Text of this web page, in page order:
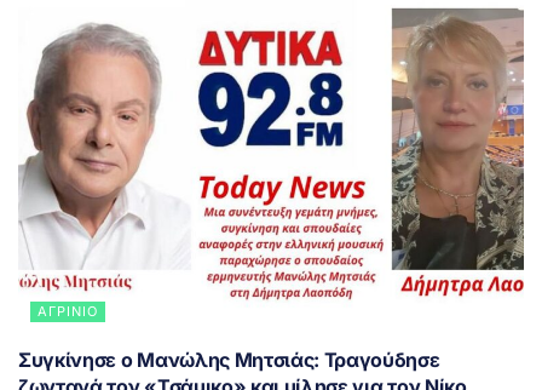
ΑΓΡΊΝΙΟ
Συγκίνησε ο Μανώλης Μητσιάς: Τραγούδησε